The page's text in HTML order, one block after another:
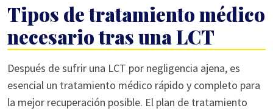
Tipos de tratamiento médico
necesario tras una LCT
Después de sufrir una LCT por negligencia ajena, es
esencial un tratamiento médico rápido y completo para
la mejor recuperación posible. El plan de tratamiento